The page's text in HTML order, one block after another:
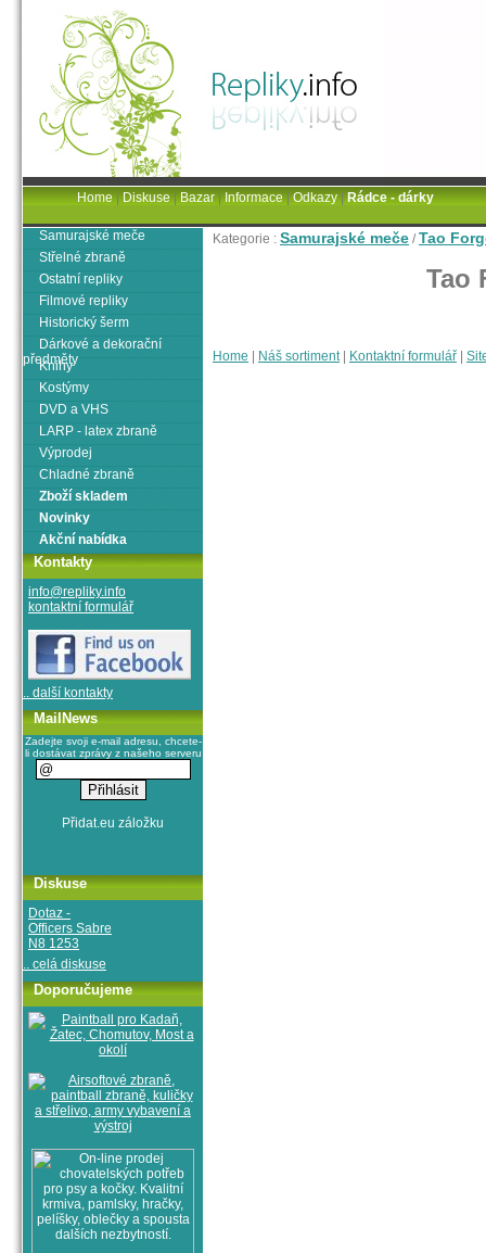
Kategorie : Samurajské meče /Tao
Tao
Home Náš sortiment| Kontaktní formulář
Samurajské meče
Střelné zbraně
Ostatní repliky
Filmové repliky
Historický šerm
Dárkové a dekorační
předměty
Knihy
Kostýmy
DVD a VHS
LARP - latex zbraně
Výprodej
Chladné zbraně
Zboží skladem
Novinky
Akční nabídka
Kontakty
info@repliky.info
kontaktní formulář
.. další kontakty
MailNews
Zadejte svoji e-mail adresu, chcete-
li dostávat zprávy z našeho serveru
Diskuse
Dotaz -
Officers Sabre
N8 1253
.. celá diskuse
Doporučujeme
Home|Diskuse|Bazar|Informace|Odkazy|Rádce - dárky